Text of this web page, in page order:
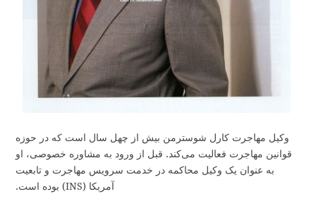
وکیل مهاجرت کارل شوسترمن بیش از چهل سال است که در حوزه
قوانین مهاجرت فعالیت می‌کند. قبل از ورود به مشاوره خصوصی، او
به عنوان یک وکیل محاکمه در خدمت سرویس مهاجرت و تابعیت
آمریکا (INS) بوده است.